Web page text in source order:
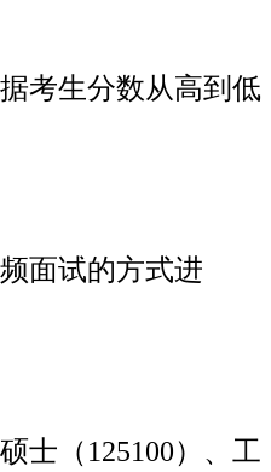
考生分数从高到低
面试的方式进
士（125100）、工